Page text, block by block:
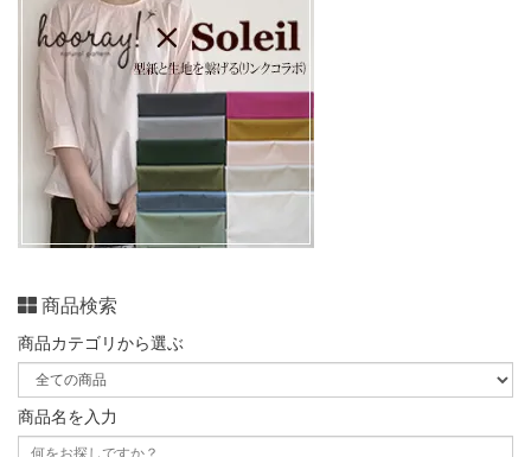
商品検索
商品カテゴリから選ぶ
商品名を入力